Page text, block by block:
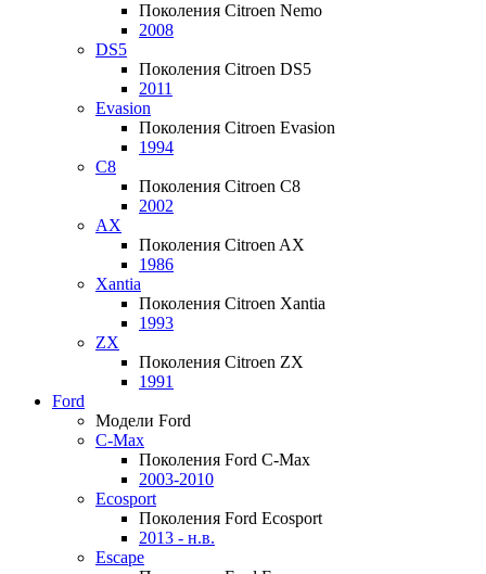
Поколения Citroen Nemo
2008
DS5
Поколения Citroen DS5
2011
Evasion
Поколения Citroen Evasion
1994
C8
Поколения Citroen C8
2002
AX
Поколения Citroen AX
1986
Xantia
Поколения Citroen Xantia
1993
ZX
Поколения Citroen ZX
1991
Ford
Модели Ford
C-Max
Поколения Ford C-Max
2003-2010
Ecosport
Поколения Ford Ecosport
2013 - н.в.
Escape